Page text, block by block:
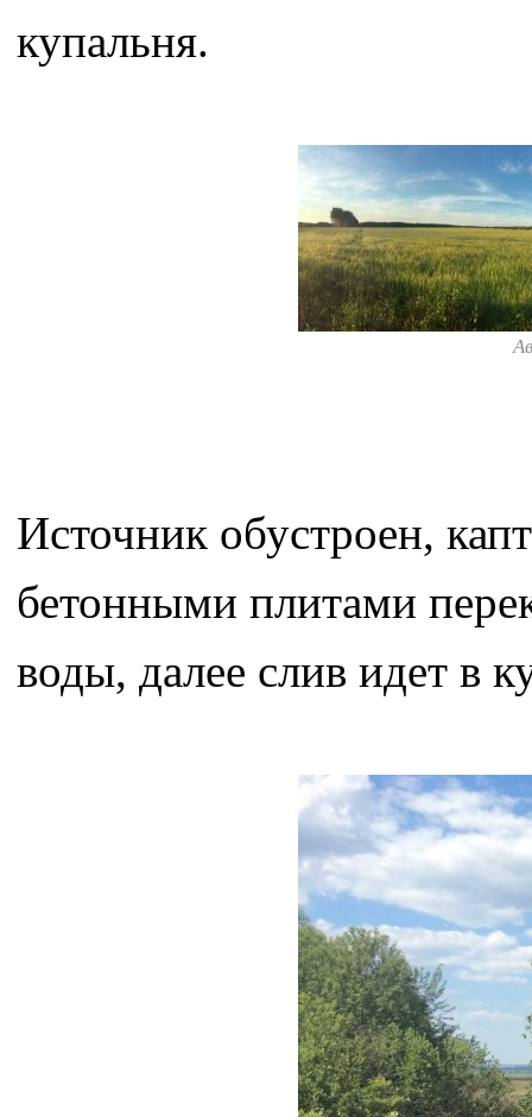
купальня.
Источник обустроен,
бетонными плитами
воды, далее слив идет в